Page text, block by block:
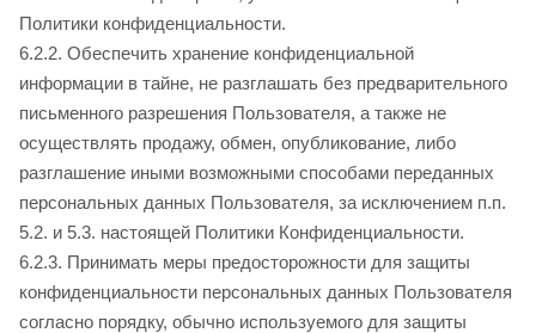
Политики конфиденциальности.
6.2.2. Обеспечить хранение конфиденциальной
информации в тайне, не разглашать без предварительного
письменного разрешения Пользователя, а также не
осуществлять продажу, обмен, опубликование, либо
разглашение иными возможными способами переданных
персональных данных Пользователя, за исключением п.п.
5.2. и 5.3. настоящей Политики Конфиденциальности.
6.2.3. Принимать меры предосторожности для защиты
конфиденциальности персональных данных Пользователя
согласно порядку, обычно используемого для защиты